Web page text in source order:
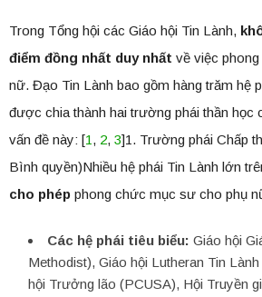
Trong Tổng hội các Giáo hội Tin Lành,
điểm đồng nhất duy nhất về việc
nữ. Đạo Tin Lành bao gồm hàng trăm hệ
được chia thành hai trường phái thần học
vấn đề này: [1, 2, 3]1. Trường phái Chấp
Bình quyền)Nhiều hệ phái Tin Lành lớn
cho phép phong chức mục sư cho phụ
Các hệ phái tiêu biểu: Giáo hội
Methodist), Giáo hội Lutheran Tin
hội Trưởng lão (PCUSA), Hội Truyền